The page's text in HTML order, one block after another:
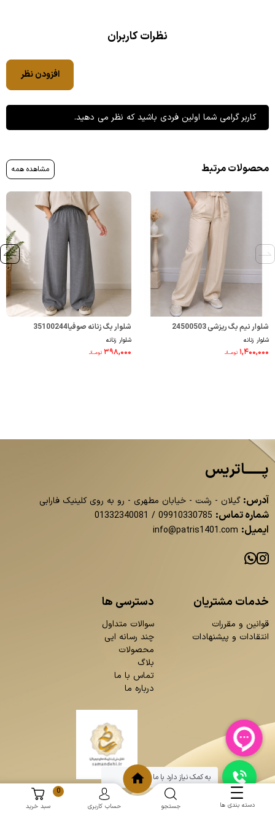
نظرات کاربران
افزودن نظر
کاربر گرامی شما اولین فردی باشید که نظر می دهید.
محصولات مرتبط مشاهده همه
شلوار نیم بگ ریزشی 24500503
شلوار زنانه
۱,۴۰۰,۰۰۰ تومــانـ
شلوار بگ زنانه صوفیا35100244
شلوار زنانه
۳۹۸,۰۰۰ تومــانـ
پــــــاتریس
آدرس: گیلان - رشت - خیابان مطهری - رو به روی کلینیک فارابی
شماره تماس: 09910330785
/
01332340081
ایمیل: info@patris1401.com
خدمات مشتریان
قوانین و مقررات
انتقادات و پیشنهادات
دسترسی ها
سوالات متداول
چند رسانه ایی
محصولات
بلاگ
تماس با ما
درباره ما
دسته بندی ها جستجو حساب کاربری
0
سبد خرید
به کمک نیاز دارد با ما چت کنید